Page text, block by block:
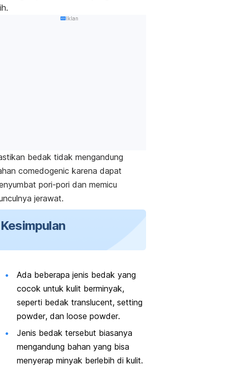
Iklan
bedak tidak mengandung
comedogenic karena dapat
pori-pori dan memicu
jerawat.
Kesimpulan
Ada beberapa jenis bedak yang
cocok untuk kulit berminyak,
seperti bedak translucent, setting
powder, dan loose powder.
Jenis bedak tersebut biasanya
mengandung bahan yang bisa
menyerap minyak berlebih di kulit.